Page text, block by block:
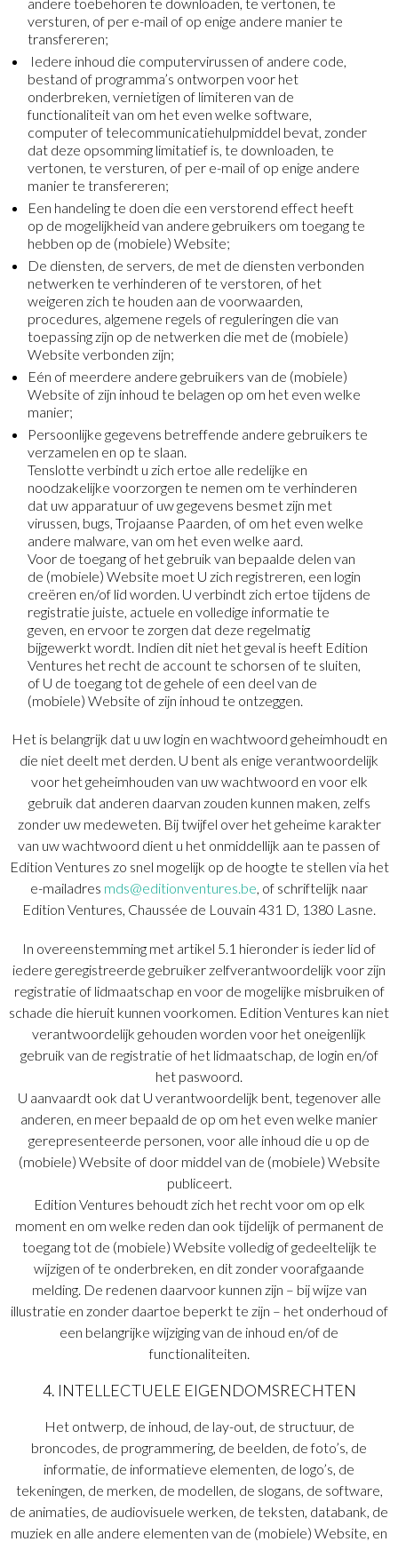
versturen, of per e-mail of op enige andere manier te
transfereren;
Iedere inhoud die computervirussen of andere code,
bestand of programma’s ontworpen voor het
onderbreken, vernietigen of limiteren van de
functionaliteit van om het even welke software,
computer of telecommunicatiehulpmiddel bevat, zonder
dat deze opsomming limitatief is, te downloaden, te
vertonen, te versturen, of per e-mail of op enige andere
manier te transfereren;
Een handeling te doen die een verstorend effect heeft
op de mogelijkheid van andere gebruikers om toegang te
hebben op de (mobiele) Website;
De diensten, de servers, de met de diensten verbonden
netwerken te verhinderen of te verstoren, of het
weigeren zich te houden aan de voorwaarden,
procedures, algemene regels of reguleringen die van
toepassing zijn op de netwerken die met de (mobiele)
Website verbonden zijn;
Eén of meerdere andere gebruikers van de (mobiele)
Website of zijn inhoud te belagen op om het even welke
manier;
Persoonlijke gegevens betreffende andere gebruikers te
verzamelen en op te slaan.
Tenslotte verbindt u zich ertoe alle redelijke en
noodzakelijke voorzorgen te nemen om te verhinderen
dat uw apparatuur of uw gegevens besmet zijn met
virussen, bugs, Trojaanse Paarden, of om het even welke
andere malware, van om het even welke aard.
Voor de toegang of het gebruik van bepaalde delen van
de (mobiele) Website moet U zich registreren, een login
creëren en/of lid worden. U verbindt zich ertoe tijdens de
registratie juiste, actuele en volledige informatie te
geven, en ervoor te zorgen dat deze regelmatig
bijgewerkt wordt. Indien dit niet het geval is heeft Edition
Ventures het recht de account te schorsen of te sluiten,
of U de toegang tot de gehele of een deel van de
(mobiele) Website of zijn inhoud te ontzeggen.
Het is belangrijk dat u uw login en wachtwoord geheimhoudt en
die niet deelt met derden. U bent als enige verantwoordelijk
voor het geheimhouden van uw wachtwoord en voor elk
gebruik dat anderen daarvan zouden kunnen maken, zelfs
zonder uw medeweten. Bij twijfel over het geheime karakter
van uw wachtwoord dient u het onmiddellijk aan te passen of
Edition Ventures zo snel mogelijk op de hoogte te stellen via het
e-mailadres mds@editionventures.be, of schriftelijk naar
Edition Ventures, Chaussée de Louvain 431 D, 1380 Lasne.
In overeenstemming met artikel 5.1 hieronder is ieder lid of
iedere geregistreerde gebruiker zelfverantwoordelijk voor zijn
registratie of lidmaatschap en voor de mogelijke misbruiken of
schade die hieruit kunnen voorkomen. Edition Ventures kan niet
verantwoordelijk gehouden worden voor het oneigenlijk
gebruik van de registratie of het lidmaatschap, de login en/of
het paswoord.
U aanvaardt ook dat U verantwoordelijk bent, tegenover alle
anderen, en meer bepaald de op om het even welke manier
gerepresenteerde personen, voor alle inhoud die u op de
(mobiele) Website of door middel van de (mobiele) Website
publiceert.
Edition Ventures behoudt zich het recht voor om op elk
moment en om welke reden dan ook tijdelijk of permanent de
toegang tot de (mobiele) Website volledig of gedeeltelijk te
wijzigen of te onderbreken, en dit zonder voorafgaande
melding. De redenen daarvoor kunnen zijn – bij wijze van
illustratie en zonder daartoe beperkt te zijn – het onderhoud of
een belangrijke wijziging van de inhoud en/of de
functionaliteiten.
4. INTELLECTUELE EIGENDOMSRECHTEN
Het ontwerp, de inhoud, de lay-out, de structuur, de
broncodes, de programmering, de beelden, de foto’s, de
informatie, de informatieve elementen, de logo’s, de
tekeningen, de merken, de modellen, de slogans, de software,
de animaties, de audiovisuele werken, de teksten, databank, de
muziek en alle andere elementen van de (mobiele) Website, en